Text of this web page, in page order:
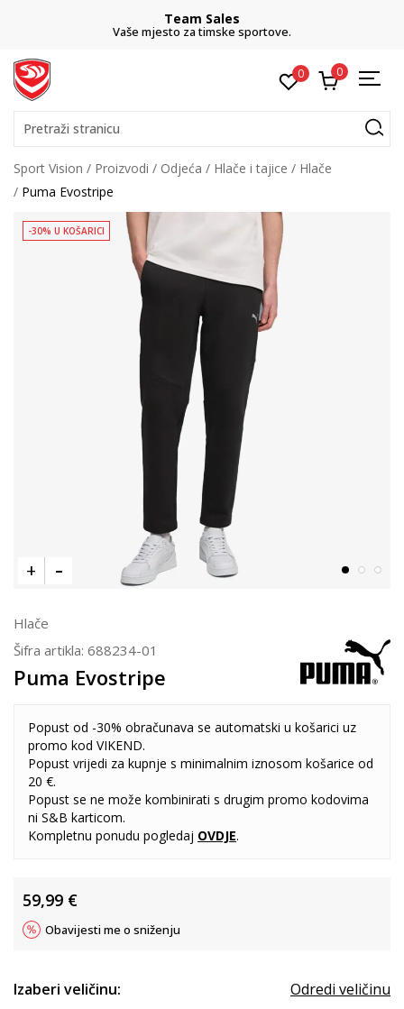
Team Sales
Vaše mjesto za timske sportove.
0 0
Pretraži stranicu
Sport Vision Proizvodi Odjeća Hlače i tajice
Hlače
Puma Evostripe
-30% U KOŠARICI
Hlače
Šifra artikla: 688234-01
Puma Evostripe
Popust od -30% obračunava se automatski u košarici uz
promo kod VIKEND.
Popust vrijedi za kupnje s minimalnim iznosom košarice od
20 €.
Popust se ne može kombinirati s drugim promo kodovima
ni S&B karticom.
Kompletnu ponudu pogledaj OVDJE.
59,99 €
Obavijesti me o sniženju
Izaberi veličinu: Odredi veličinu